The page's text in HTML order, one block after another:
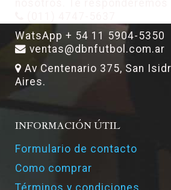
WatsApp + 54 11 5904-5350
ventas@dbnfutbol.com.ar
Av Centenario 375, San
Aires.
INFORMACIÓN ÚTIL
Formulario de contacto
Como comprar